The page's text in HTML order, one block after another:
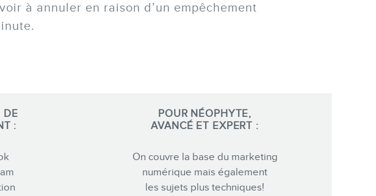
à annuler en raison d’un empêchement
DE
:
POUR NÉOPHYTE,
AVANCÉ ET EXPERT :
On couvre la base du marketing
numérique mais également
les sujets plus techniques!